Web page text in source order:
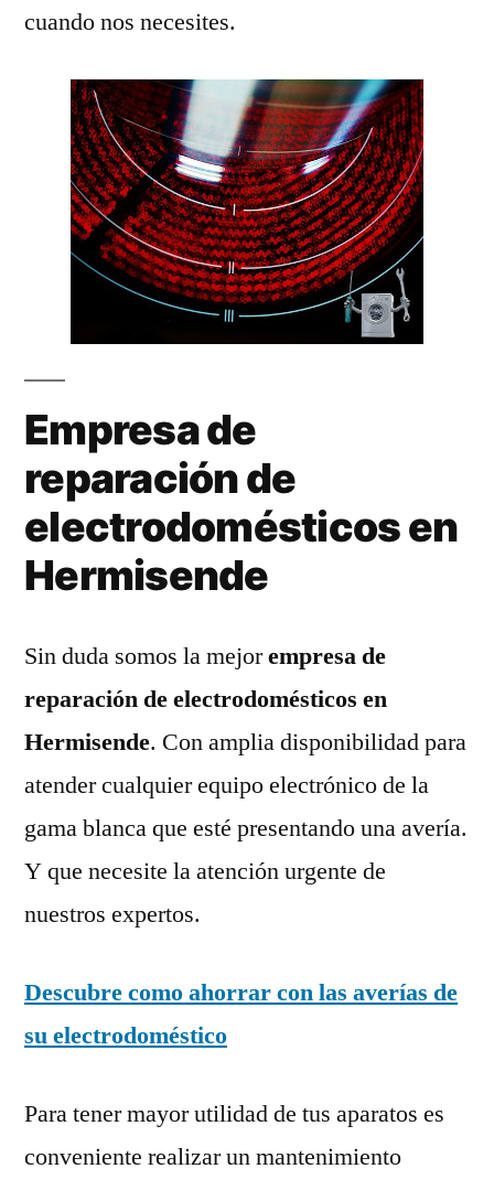
cuando nos necesites.
Empresa de
reparación de
electrodomésticos en
Hermisende
Sin duda somos la mejorempresa de
reparación de electrodomésticos en
Hermisende. Con amplia disponibilidad para
atender cualquier equipo electrónico de la
gama blanca que esté presentando una avería.
Y que necesite la atención urgente de
nuestros expertos.
Descubre como ahorrar con las averías de
su electrodoméstico
Para tener mayor utilidad de tus aparatos es
conveniente realizar un mantenimiento